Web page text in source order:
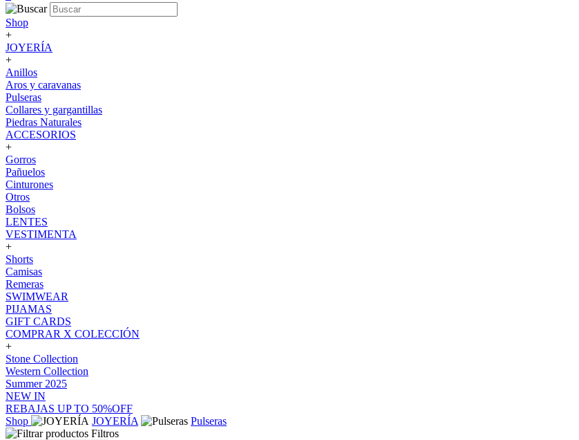
Shop
+
JOYERÍA
+
Anillos
Aros y caravanas
Pulseras
Collares y gargantillas
Piedras Naturales
ACCESORIOS
+
Gorros
Pañuelos
Cinturones
Otros
Bolsos
LENTES
VESTIMENTA
+
Shorts
Camisas
Remeras
SWIMWEAR
PIJAMAS
GIFT CARDS
COMPRAR X COLECCIÓN
+
Stone Collection
Western Collection
Summer 2025
NEW IN
REBAJAS UP TO 50%OFF
Shop
JOYERÍA
Pulseras
Filtros